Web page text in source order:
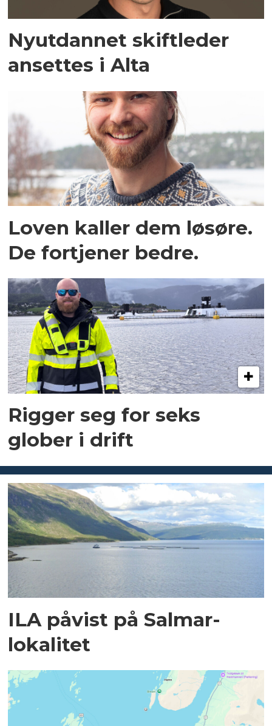
Nyutdannet skiftleder
ansettes i Alta
Loven kaller dem løsøre.
De fortjener bedre.
Rigger seg for seks
glober i drift
ILA påvist på Salmar-
lokalitet